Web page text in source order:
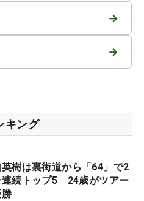
→
→
キング
樹は裏街道から「64」で2
連続トップ5 24歳がツアー